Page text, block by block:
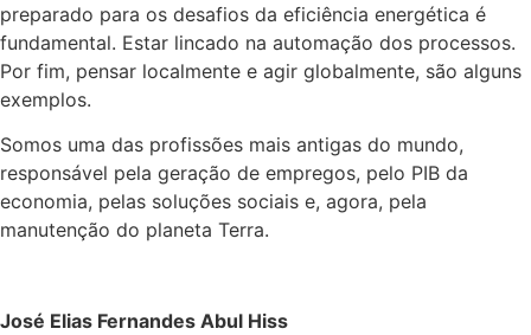
preparado para os desafios da eficiência energética é
fundamental. Estar lincado na automação dos processos.
Por fim, pensar localmente e agir globalmente, são alguns
exemplos.
Somos uma das profissões mais antigas do mundo,
responsável pela geração de empregos, pelo PIB da
economia, pelas soluções sociais e, agora, pela
manutenção do planeta Terra.
José Elias Fernandes Abul Hiss